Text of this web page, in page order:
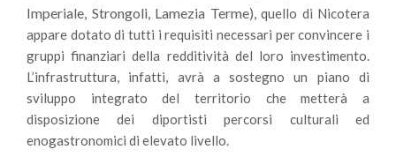
Imperiale, Strongoli, Lamezia Terme),quello di Nicotera
appare dotato di tutti i requisiti necessari per convincere i
gruppi finanziari della redditività del loro investimento.
L’infrastruttura, infatti, avrà a sostegno un piano di
sviluppo integrato del territorio che metterà a
disposizione dei diportisti percorsi culturali ed
enogastronomici di elevato livello.